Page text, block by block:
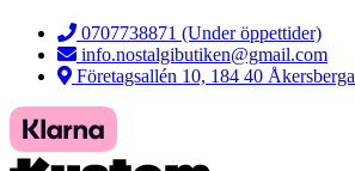
0707738871 (Under öppettider)
info.nostalgibutiken@gmail.com
Företagsallén 10, 184 40 Åkersberga